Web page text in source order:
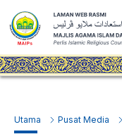
Utama Pusat Media